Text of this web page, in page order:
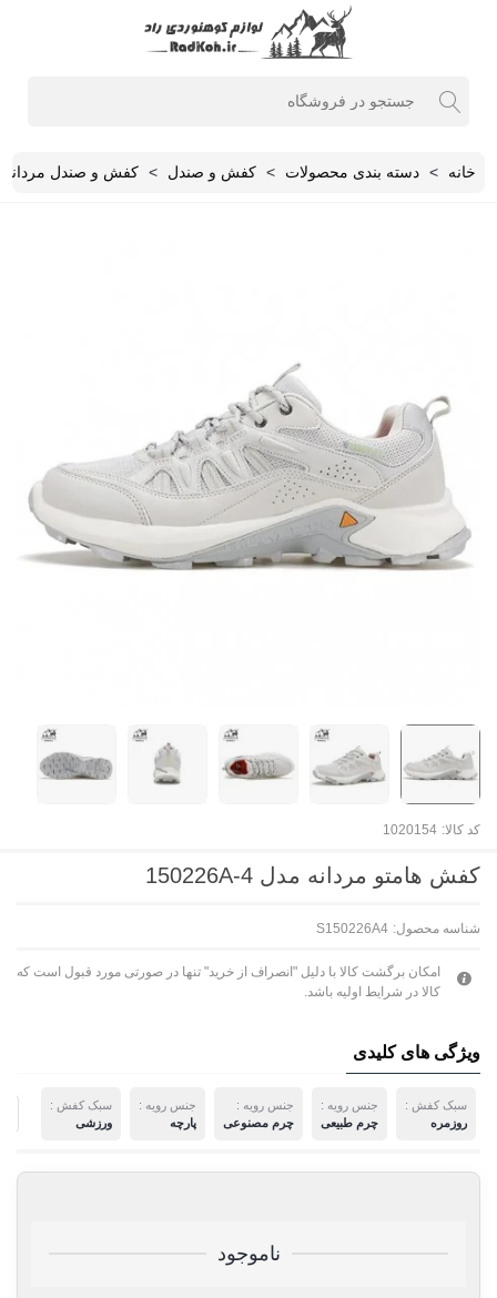
خانه > دسته بندی محصولات > کفش و صندل > کفش و صندل مردانه
کد کالا: 1020154
کفش هامتو مردانه مدل 150226A-4
شناسه محصول: S150226A4
امکان برگشت کالا با دلیل "انصراف از خرید" تنها در صورتی مورد قبول است که
کالا در شرایط اولیه باشد.
ویژگی های کلیدی
سبک کفش :
روزمره
جنس رویه :
چرم طبیعی
جنس رویه :
چرم مصنوعی
جنس رویه :
پارچه
سبک کفش :
ورزشی
ناموجود